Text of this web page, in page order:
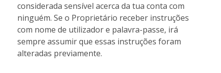
considerada sensível acerca da tua conta com
ninguém. Se o Proprietário receber instruções
com nome de utilizador e palavra-passe, irá
sempre assumir que essas instruções foram
alteradas previamente.